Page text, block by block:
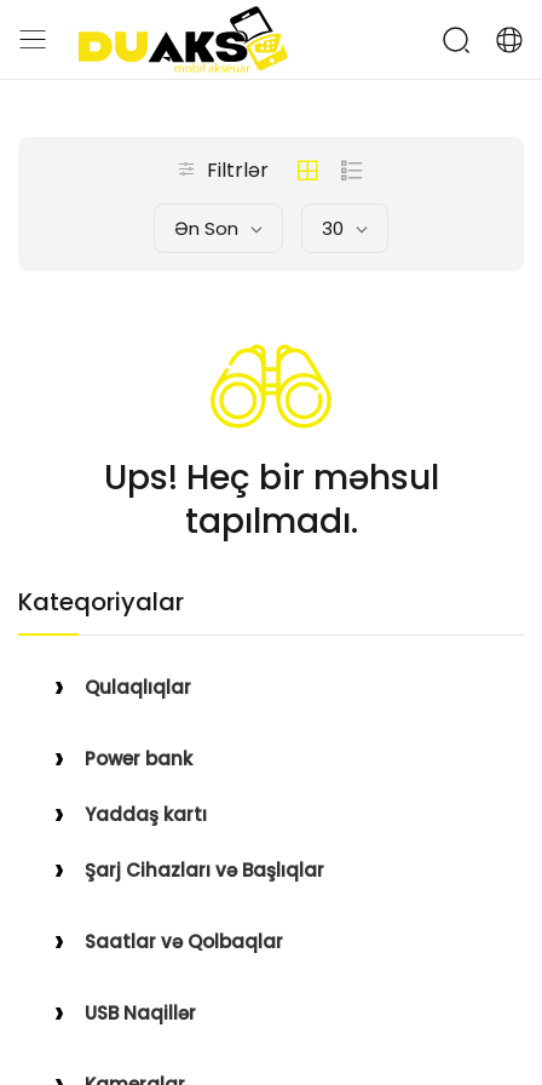
Kateqoriyalar
Qulaqlıqlar
Qulaqüstü
Power bank
Yaddaş kartı
Şarj Cihazları və Başlıqlar
Saatlar və Qolbaqlar
Saat Qolbaqları
USB Naqillər
Filtrlər
Ən Son 30
Ups! Heç bir məhsul
tapılmadı.